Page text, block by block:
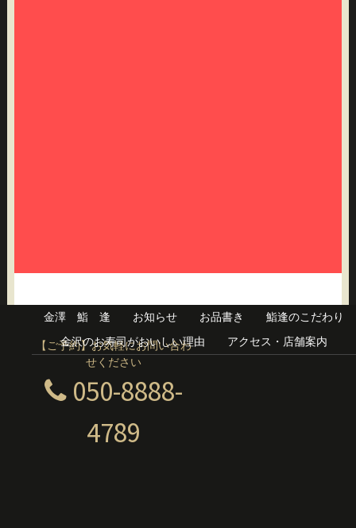
【ご予約】お気軽にお問い合わ
せください
050-8888-
4789
金澤 鮨 逢 お知らせ お品書き
鮨逢のこだわり
金沢のお寿司がおいしい理由
アクセス・店舗案内